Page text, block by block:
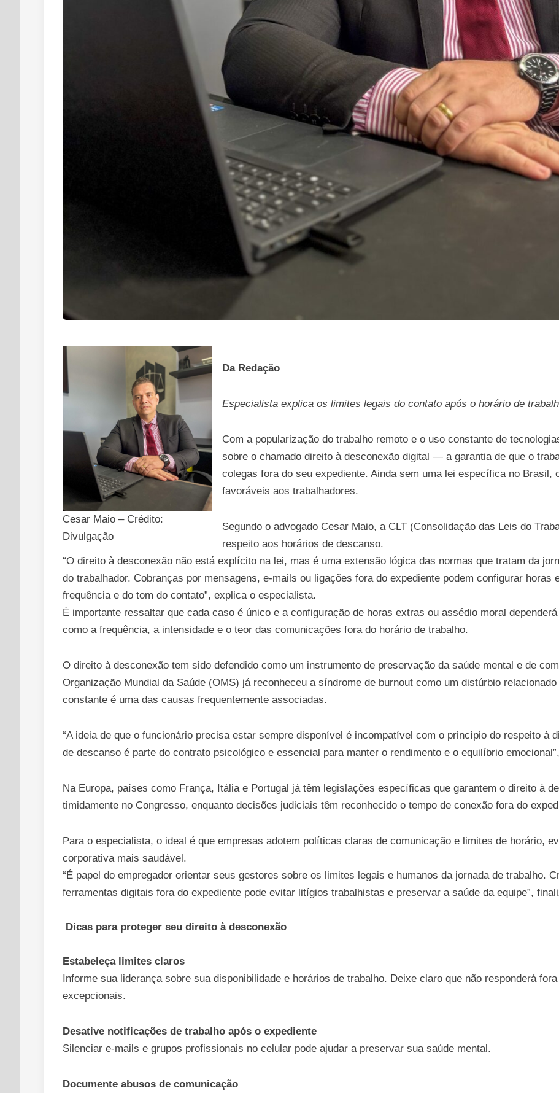
Cesar Maio – Crédito:
Divulgação
Da Redação
Especialista explica os limites legais do contato após o horário de
Com a popularização do trabalho remoto e o uso constante de
sobre o chamado direito à desconexão digital — a garantia de que o
colegas fora do seu expediente. Ainda sem uma lei específica no Brasil,
favoráveis aos trabalhadores.
Segundo o advogado Cesar Maio, a CLT (Consolidação das Leis do
respeito aos horários de descanso.
“O direito à desconexão não está explícito na lei, mas é uma extensão lógica das normas que tratam da
do trabalhador. Cobranças por mensagens, e-mails ou ligações fora do expediente podem configurar horas
frequência e do tom do contato”, explica o especialista.
É importante ressaltar que cada caso é único e a configuração de horas extras ou assédio moral
como a frequência, a intensidade e o teor das comunicações fora do horário de trabalho.
O direito à desconexão tem sido defendido como um instrumento de preservação da saúde mental e de
Organização Mundial da Saúde (OMS) já reconheceu a síndrome de burnout como um distúrbio
constante é uma das causas frequentemente associadas.
“A ideia de que o funcionário precisa estar sempre disponível é incompatível com o princípio do respeito à
de descanso é parte do contrato psicológico e essencial para manter o rendimento e o equilíbrio
Na Europa, países como França, Itália e Portugal já têm legislações específicas que garantem o direito à
timidamente no Congresso, enquanto decisões judiciais têm reconhecido o tempo de conexão fora do
Para o especialista, o ideal é que empresas adotem políticas claras de comunicação e limites de horário,
corporativa mais saudável.
“É papel do empregador orientar seus gestores sobre os limites legais e humanos da jornada de trabalho.
ferramentas digitais fora do expediente pode evitar litígios trabalhistas e preservar a saúde da equipe”,
Dicas para proteger seu direito à desconexão
Estabeleça limites claros
Informe sua liderança sobre sua disponibilidade e horários de trabalho. Deixe claro que não responderá
excepcionais.
Desative notificações de trabalho após o expediente
Silenciar e-mails e grupos profissionais no celular pode ajudar a preservar sua saúde mental.
Documente abusos de comunicação